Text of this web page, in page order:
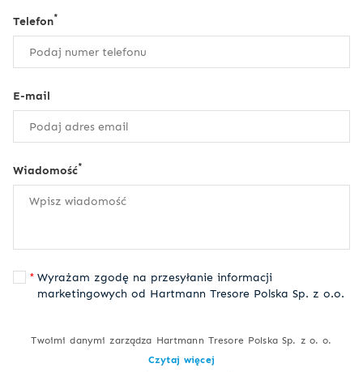
Telefon*
E-mail
Wiadomość*
Wyrażam zgodę na przesyłanie informacji
marketingowych od Hartmann Tresore Polska Sp. z o.o.
Twoimi danymi zarządza Hartmann Tresore Polska Sp. z o. o.
Czytaj więcej